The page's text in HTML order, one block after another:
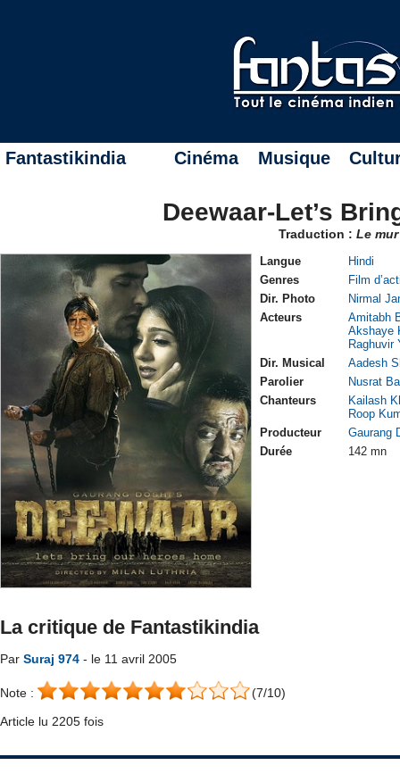
Fantastikindia Cinéma Musique
Deewaar-Let’s
Traduction :Le
Langue
Hindi
Genres
Film
Dir. Photo
Nirmal
Acteurs
Amitabh
Akshaye
Raghuvir
Dir. Musical
Aadesh
Parolier
Nusrat
Chanteurs
Kailash
Roop
Producteur
Gaurang
Durée
142 mn
La critique de Fantastikindia
Par Suraj 974 - le 11 avril 2005
Note :
(7/10)
Article lu 2205 fois